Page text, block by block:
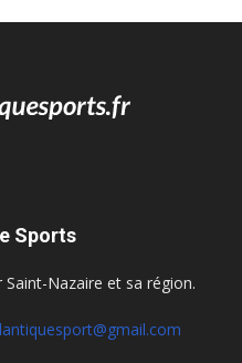
Sports
Nazaire et sa région.